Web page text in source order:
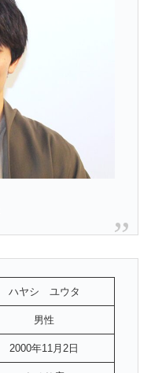
ハヤシ ユウタ
男性
2000年11月2日